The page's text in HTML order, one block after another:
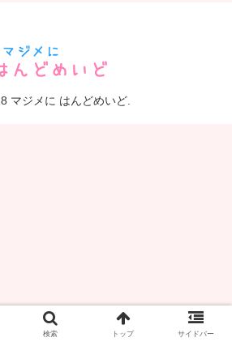
マジメに はんどめいど.
検索 トップ サイドバー